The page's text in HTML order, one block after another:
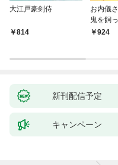
大江戸豪剣侍
814
お内儀
鬼を飼
いの戯作
924
新刊配信予定
キャンペーン